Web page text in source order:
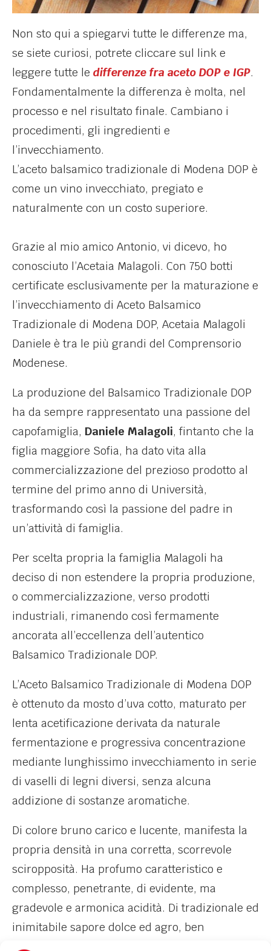
Non sto qui a spiegarvi tutte le differenze ma,
se siete curiosi, potrete cliccare sul link e
leggere tutte le differenze fra aceto DOP e IGP.
Fondamentalmente la differenza è molta, nel
processo e nel risultato finale. Cambiano i
procedimenti, gli ingredienti e
l’invecchiamento.
L’aceto balsamico tradizionale di Modena DOP è
come un vino invecchiato, pregiato e
naturalmente con un costo superiore.
Grazie al mio amico Antonio, vi dicevo, ho
conosciuto l’Acetaia Malagoli. Con 750 botti
certificate esclusivamente per la maturazione e
l’invecchiamento di Aceto Balsamico
Tradizionale di Modena DOP, Acetaia Malagoli
Daniele è tra le più grandi del Comprensorio
Modenese.
La produzione del Balsamico Tradizionale DOP
ha da sempre rappresentato una passione del
capofamiglia, Daniele Malagoli, fintanto che la
figlia maggiore Sofia, ha dato vita alla
commercializzazione del prezioso prodotto al
termine del primo anno di Università,
trasformando così la passione del padre in
un’attività di famiglia.
Per scelta propria la famiglia Malagoli ha
deciso di non estendere la propria produzione,
o commercializzazione, verso prodotti
industriali, rimanendo così fermamente
ancorata all’eccellenza dell’autentico
Balsamico Tradizionale DOP.
L’Aceto Balsamico Tradizionale di Modena DOP
è ottenuto da mosto d’uva cotto, maturato per
lenta acetificazione derivata da naturale
fermentazione e progressiva concentrazione
mediante lunghissimo invecchiamento in serie
di vaselli di legni diversi, senza alcuna
addizione di sostanze aromatiche.
Di colore bruno carico e lucente, manifesta la
propria densità in una corretta, scorrevole
sciropposità. Ha profumo caratteristico e
complesso, penetrante, di evidente, ma
gradevole e armonica acidità. Di tradizionale ed
inimitabile sapore dolce ed agro, ben
equilibrato, si offre generosamente pieno,